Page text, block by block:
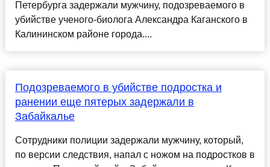
Петербурга задержали мужчину, подозреваемого в
убийстве ученого-биолога Александра Каганского в
Калининском районе города....
Подозреваемого в убийстве подростка и
ранении еще пятерых задержали в
Забайкалье
Сотрудники полиции задержали мужчину, который,
по версии следствия, напал с ножом на подростков в